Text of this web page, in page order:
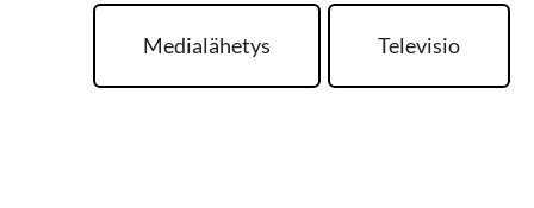
Medialähetys Televisio